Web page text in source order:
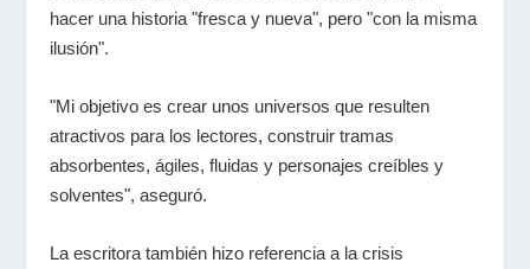
hacer una historia "fresca y nueva", pero "con la misma
ilusión".
"Mi objetivo es crear unos universos que resulten
atractivos para los lectores, construir tramas
absorbentes, ágiles, fluidas y personajes creíbles y
solventes", aseguró.
La escritora también hizo referencia a la crisis